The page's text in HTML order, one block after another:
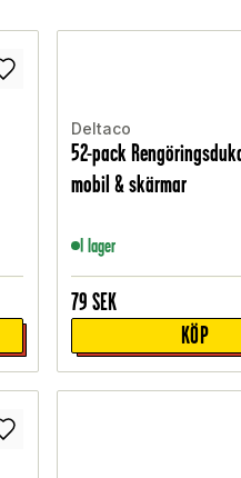
Deltaco
52-pack
mobil & skärmar
I lager
79 SEK
KÖP